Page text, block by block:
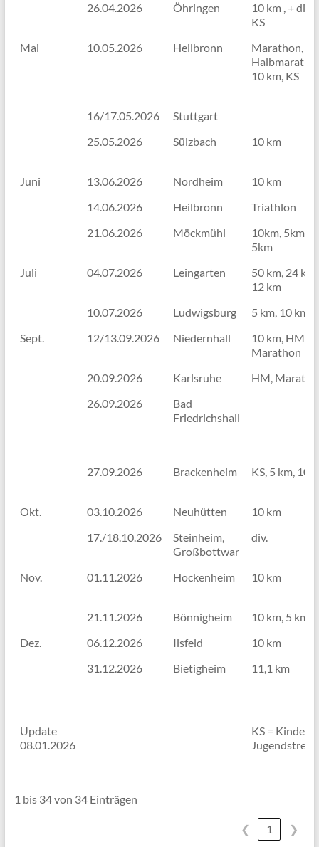
26.04.2026
Öhringen
10 km , + div.,
KS
Mai
10.05.2026 Heilbronn
Marathon,
10 km, KS
16/17.05.2026
Stuttgart
25.05.2026
Sülzbach 10 km
Juni 13.06.2026 Nordheim
10 km
14.06.2026
Heilbronn
Triathlon
21.06.2026
Möckmühl
10km, 5km,
5km
Juli
04.07.2026 Leingarten
50 km, 24 km,
12 km
10.07.2026
Ludwigsburg
5 km, 10 km,
Sept.
12/13.09.2026 Niedernhall
10 km, HM,
Marathon
20.09.2026
Karlsruhe
HM,
26.09.2026
Bad
Friedrichshall
27.09.2026 Brackenheim KS, 5 km, 10
Okt. 03.10.2026 Neuhütten
10 km
17./18.10.2026
Steinheim,
Großbottwar
div.
Nov. 01.11.2026 Hockenheim 10 km
21.11.2026 Bönnigheim
10 km, 5 km,
Dez.
06.12.2026 Ilsfeld
10 km
31.12.2026
Bietigheim 11,1 km
Update
08.01.2026
KS = Kinder +
1 bis 34 von 34 Einträgen
❮ 1 ❯